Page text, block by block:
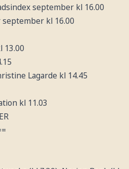
september kl 16.00
september kl 16.00
13.00
Lagarde kl 14.45
kl 11.03